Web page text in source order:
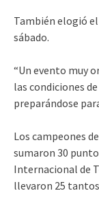
También elogió
sábado.
“Un evento muy
las condiciones
preparándose
Los campeones
sumaron 30
Internacional de
llevaron 25